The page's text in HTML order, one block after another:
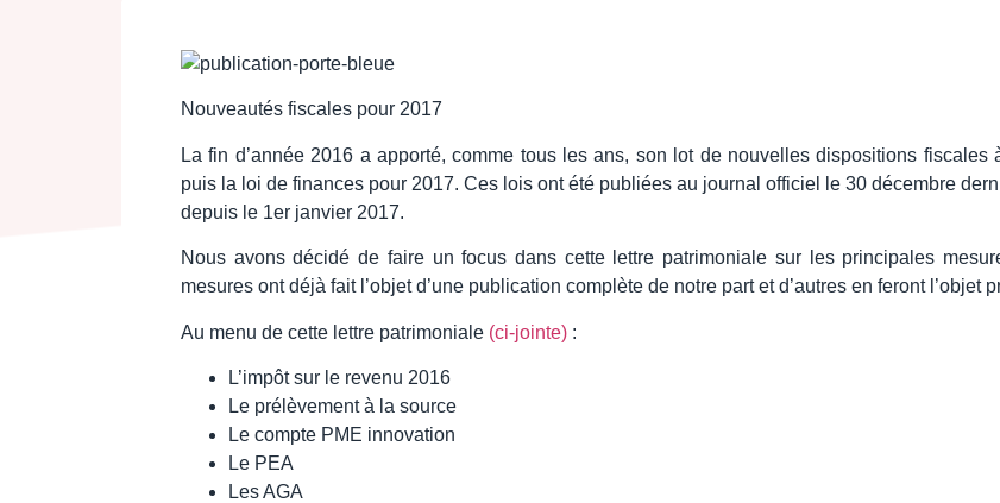
Nouveautés fiscales pour 2017
La fin d’année 2016 a apporté, comme tous les ans, son lot de nouvelles dispositions
puis la loi de finances pour 2017. Ces lois ont été publiées au journal officiel le 30 décembre
depuis le 1er janvier 2017.
Nous avons décidé de faire un focus dans cette lettre patrimoniale sur les principales
mesures ont déjà fait l’objet d’une publication complète de notre part et d’autres en feront
Au menu de cette lettre patrimoniale (ci-jointe) :
L’impôt sur le revenu 2016
Le prélèvement à la source
Le compte PME innovation
Le PEA
Les AGA